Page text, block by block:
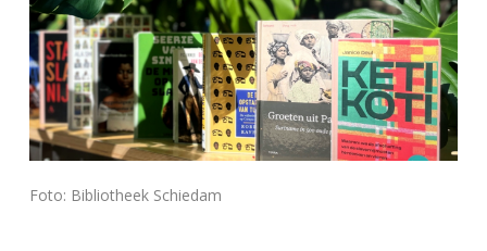
Foto: Bibliotheek Schiedam